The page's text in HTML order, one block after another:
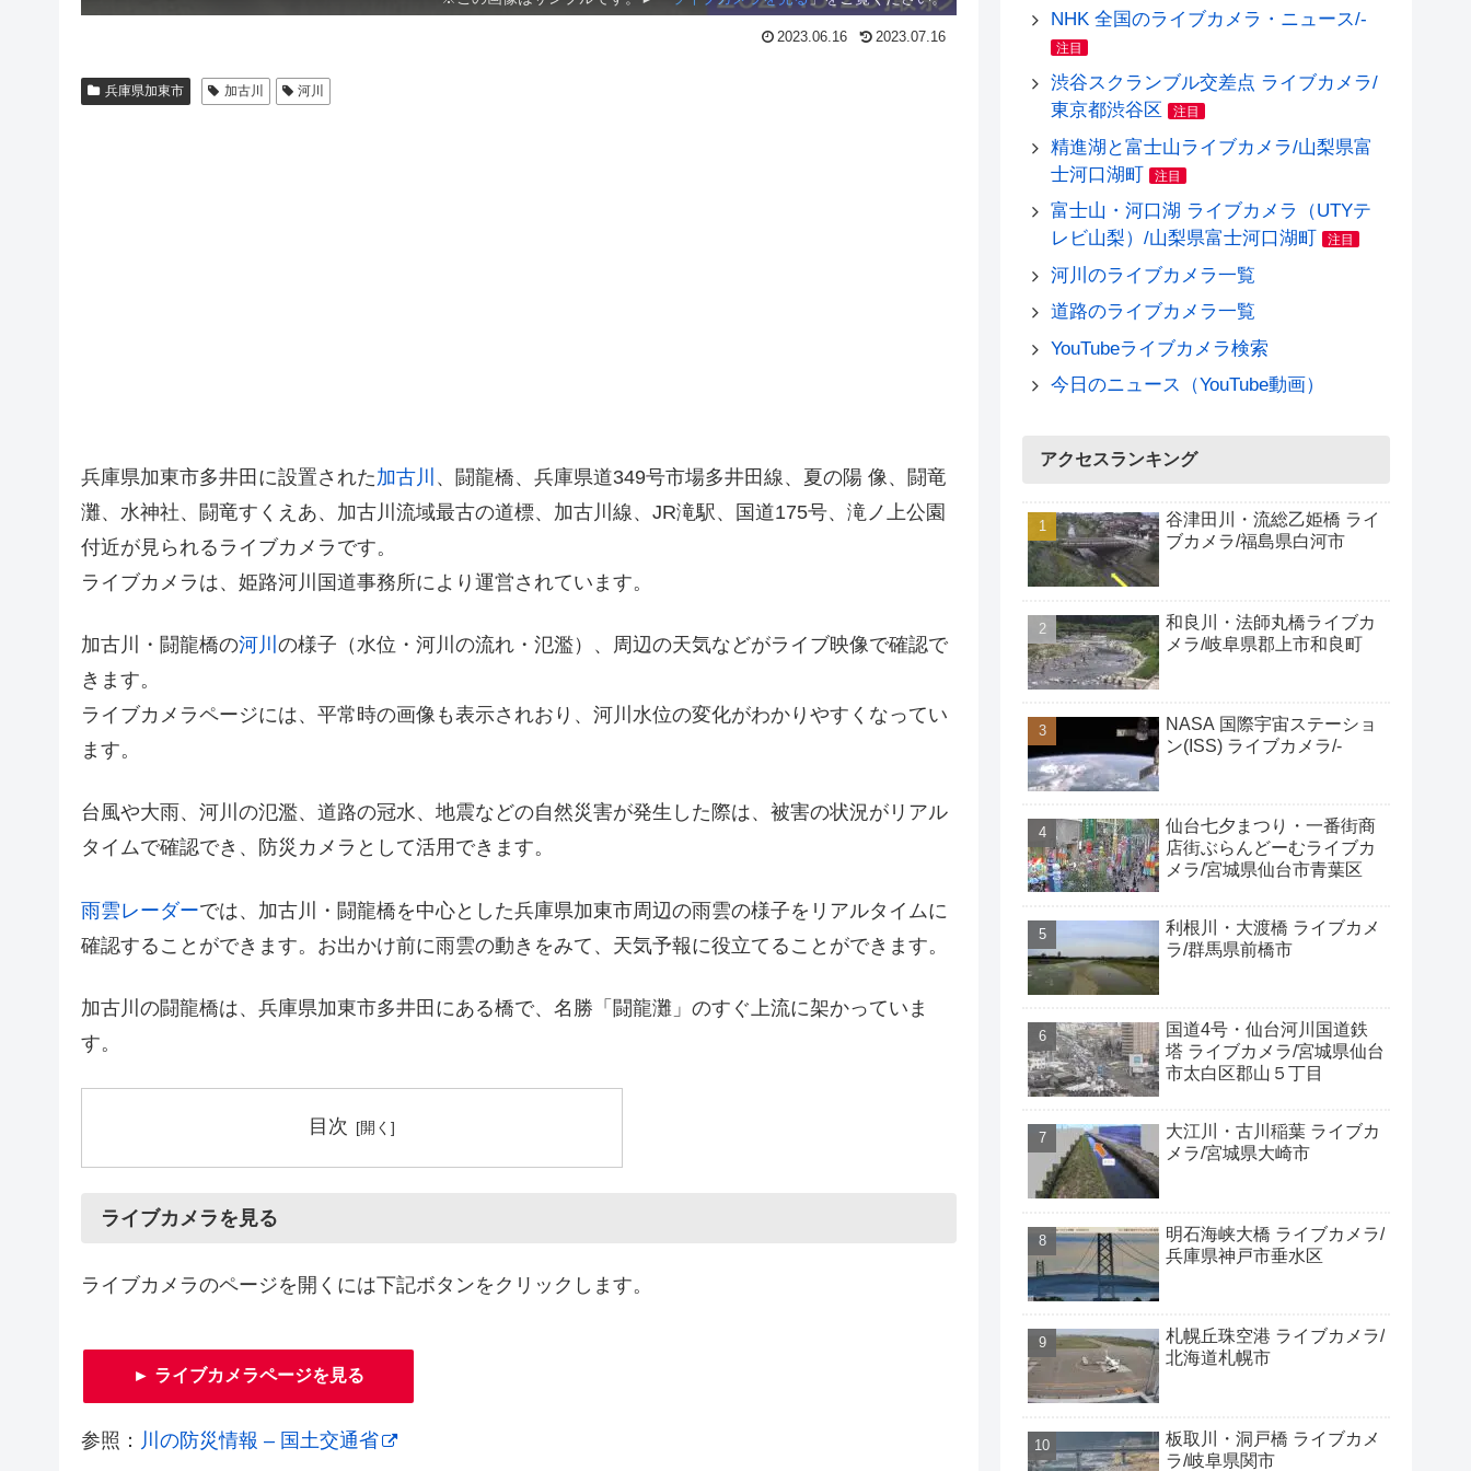
2023.06.16 2023.07.16
兵庫県加東市 加古川 河川
兵庫県加東市多井田に設置された加古川 、闘龍橋、兵庫県道349号市場多井田線、夏の陽 像、闘竜
灘、水神社、闘竜すくえあ、加古川流域最古の道標、加古川線、JR滝駅、国道175号、滝ノ上公園
付近が見られるライブカメラです。
ライブカメラは、姫路河川国道事務所により運営されています。
加古川・闘龍橋の河川 の様子（水位・河川の流れ・氾濫）、周辺の天気などがライブ映像で確認で
きます。
ライブカメラページには、平常時の画像も表示されおり、河川水位の変化がわかりやすくなってい
ます。
台風や大雨、河川の氾濫、道路の冠水、地震などの自然災害が発生した際は、被害の状況がリアル
タイムで確認でき、防災カメラとして活用できます。
雨雲レーダーでは、加古川・闘龍橋を中心とした兵庫県加東市周辺の雨雲の様子をリアルタイムに
確認することができます。お出かけ前に雨雲の動きをみて、天気予報に役立てることができます。
加古川の闘龍橋は、兵庫県加東市多井田にある橋で、名勝「闘龍灘」のすぐ上流に架かっていま
す。
目次
ライブカメラを見る
ライブカメラのページを開くには下記ボタンをクリックします。
► ライブカメラページを見る
参照： 川の防災情報 – 国土交通省
NHK 全国のライブカメラ・ニュース/-
注目
渋谷スクランブル交差点 ライブカメラ/
東京都渋谷区
注目
精進湖と富士山ライブカメラ/山梨県富
士河口湖町
注目
富士山・河口湖 ライブカメラ（UTYテ
レビ山梨）/山梨県富士河口湖町
注目
河川のライブカメラ一覧
道路のライブカメラ一覧
YouTubeライブカメラ検索
今日のニュース（YouTube動画）
アクセスランキング
谷津田川・流総乙姫橋 ライ
ブカメラ/福島県白河市
和良川・法師丸橋ライブカ
メラ/岐阜県郡上市和良町
NASA 国際宇宙ステーショ
ン(ISS) ライブカメラ/-
仙台七夕まつり・一番街商
店街ぶらんどーむライブカ
メラ/宮城県仙台市青葉区
利根川・大渡橋 ライブカメ
ラ/群馬県前橋市
国道4号・仙台河川国道鉄
塔 ライブカメラ/宮城県仙台
市太白区郡山５丁目
大江川・古川稲葉 ライブカ
メラ/宮城県大崎市
明石海峡大橋 ライブカメラ/
兵庫県神戸市垂水区
札幌丘珠空港 ライブカメラ/
北海道札幌市
板取川・洞戸橋 ライブカメ
ラ/岐阜県関市